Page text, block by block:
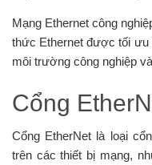
Mạng Ethernet công
thức Ethernet được tối ưu
môi trường công nghiệp
Cổng
Cổng EtherNet là loại
trên các thiết bị mạng,